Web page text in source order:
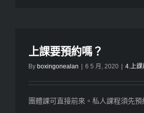
上課要預約嗎？
By boxingonealan 6 5 月, 2020 4.上課
團體課可直接前來。私人課程須先預